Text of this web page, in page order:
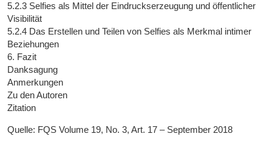
5.2.3 Selfies als Mittel der Eindruckserzeugung und öffentlicher
Visibilität
5.2.4 Das Erstellen und Teilen von Selfies als Merkmal intimer
Beziehungen
6. Fazit
Danksagung
Anmerkungen
Zu den Autoren
Zitation
Quelle: FQS Volume 19, No. 3, Art. 17 – September 2018